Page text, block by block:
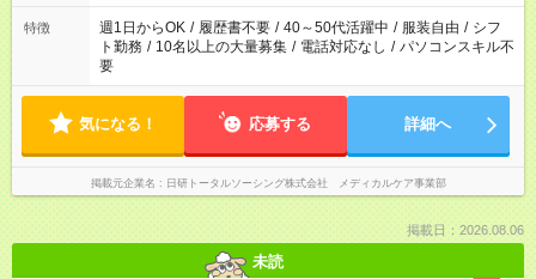
特徴 週1日からOK / 履歴書不要 / 40～50代活躍中 / 服装自由 / シフ
ト勤務 / 10名以上の大量募集 / 電話対応なし / パソコンスキル不
要
気になる！ 応募する 詳細へ
掲載元企業名 日研トータルソーシング株式会社 メディカルケア事業部
掲載日：2026.08.06
未読